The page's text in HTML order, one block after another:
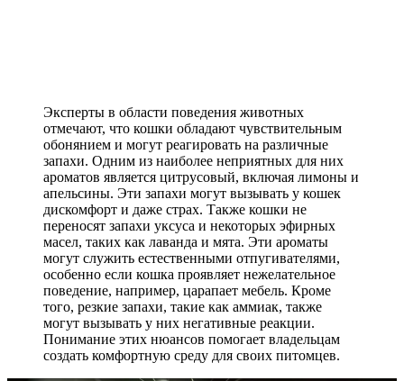
Эксперты в области поведения животных
отмечают, что кошки обладают чувствительным
обонянием и могут реагировать на различные
запахи. Одним из наиболее неприятных для них
ароматов является цитрусовый, включая лимоны и
апельсины. Эти запахи могут вызывать у кошек
дискомфорт и даже страх. Также кошки не
переносят запахи уксуса и некоторых эфирных
масел, таких как лаванда и мята. Эти ароматы
могут служить естественными отпугивателями,
особенно если кошка проявляет нежелательное
поведение, например, царапает мебель. Кроме
того, резкие запахи, такие как аммиак, также
могут вызывать у них негативные реакции.
Понимание этих нюансов помогает владельцам
создать комфортную среду для своих питомцев.